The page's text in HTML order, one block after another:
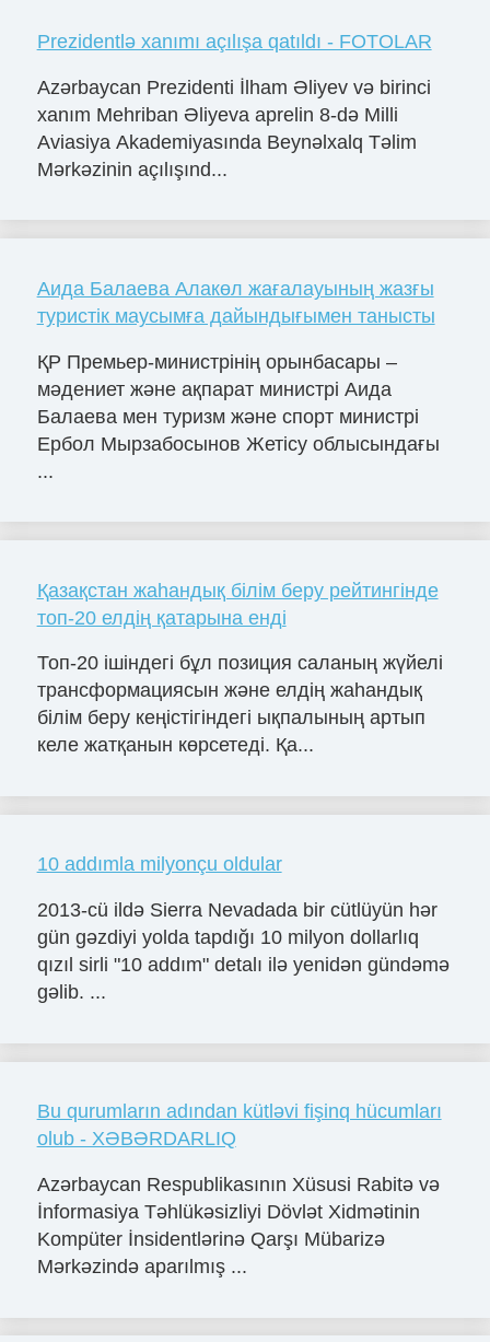
Prezidentlə xanımı açılışa qatıldı - FOTOLAR
Azərbaycan Prezidenti İlham Əliyev və birinci
xanım Mehriban Əliyeva aprelin 8-də Milli
Aviasiya Akademiyasında Beynəlxalq Təlim
Mərkəzinin açılışınd...
Аида Балаева Алакөл жағалауының жазғы
туристік маусымға дайындығымен танысты
ҚР Премьер-министрінің орынбасары –
мәдениет және ақпарат министрі Аида
Балаева мен туризм және спорт министрі
Ербол Мырзабосынов Жетісу облысындағы
...
Қазақстан жаһандық білім беру рейтингінде
топ-20 елдің қатарына енді
Топ-20 ішіндегі бұл позиция саланың жүйелі
трансформациясын және елдің жаһандық
білім беру кеңістігіндегі ықпалының артып
келе жатқанын көрсетеді. Қа...
10 addımla milyonçu oldular
2013-cü ildə Sierra Nevadada bir cütlüyün hər
gün gəzdiyi yolda tapdığı 10 milyon dollarlıq
qızıl sirli "10 addım" detalı ilə yenidən gündəmə
gəlib. ...
Bu qurumların adından kütləvi fişinq hücumları
olub - XƏBƏRDARLIQ
Azərbaycan Respublikasının Xüsusi Rabitə və
İnformasiya Təhlükəsizliyi Dövlət Xidmətinin
Kompüter İnsidentlərinə Qarşı Mübarizə
Mərkəzində aparılmış ...